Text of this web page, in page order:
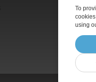
To
using